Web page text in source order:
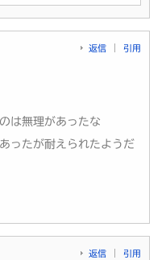
返信 引用
は無理があったな
ったが耐えられたようだ
返信 引用